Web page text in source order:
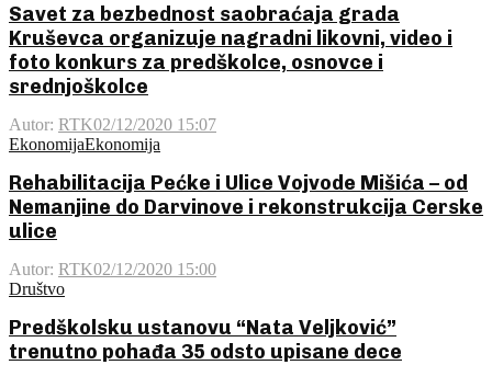
Savet za bezbednost saobraćaja grada
Kruševca organizuje nagradni likovni, video i
foto konkurs za predškolce, osnovce i
srednjoškolce
Autor: RTK02/12/2020 15:07
EkonomijaEkonomija
Rehabilitacija Pećke i Ulice Vojvode Mišića – od
Nemanjine do Darvinove i rekonstrukcija Cerske
ulice
Autor: RTK02/12/2020 15:00
Društvo
Predškolsku ustanovu “Nata Veljković”
trenutno pohađa 35 odsto upisane dece